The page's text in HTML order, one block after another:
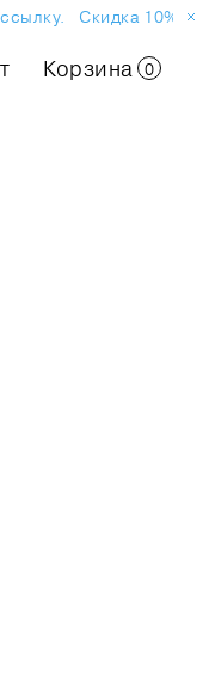
Скидка 10% на
Корзина 0